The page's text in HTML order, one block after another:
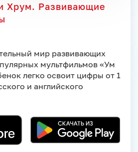
Хрум. Развивающие
мир развивающих
мультфильмов «Ум
легко освоит цифры от 1
и английского